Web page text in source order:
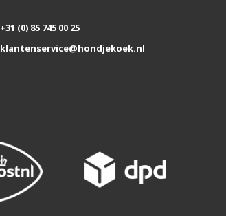
+31 (0) 85 745 00 25
klantenservice@hondjekoek.nl